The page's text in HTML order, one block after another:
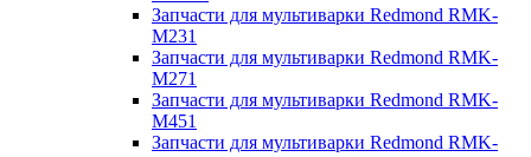
Запчасти для мультиварки Redmond RMK-
M231
Запчасти для мультиварки Redmond RMK-
M271
Запчасти для мультиварки Redmond RMK-
M451
Запчасти для мультиварки Redmond RMK-